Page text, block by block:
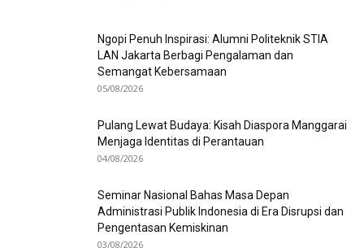
Ngopi Penuh Inspirasi: Alumni Politeknik STIA
LAN Jakarta Berbagi Pengalaman dan
Semangat Kebersamaan
05/08/2026
Pulang Lewat Budaya: Kisah Diaspora Manggarai
Menjaga Identitas di Perantauan
04/08/2026
Seminar Nasional Bahas Masa Depan
Administrasi Publik Indonesia di Era Disrupsi dan
Pengentasan Kemiskinan
03/08/2026